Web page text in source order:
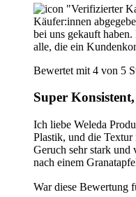
"Verifizierter
Käufer:innen
bei uns gekauft
alle, die ein
Bewertet mit 4 von 5
Super
Ich liebe Weleda
Plastik, und die Textur
Geruch sehr stark und
nach einem
War diese Bewertung